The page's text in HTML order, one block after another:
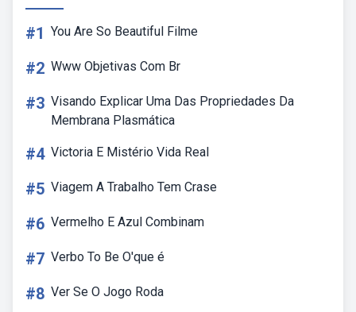
#1 You Are So Beautiful Filme
#2 Www Objetivas Com Br
#3 Visando Explicar Uma Das Propriedades Da
Membrana Plasmática
#4 Victoria E Mistério Vida Real
#5 Viagem A Trabalho Tem Crase
#6 Vermelho E Azul Combinam
#7 Verbo To Be O'que é
#8 Ver Se O Jogo Roda